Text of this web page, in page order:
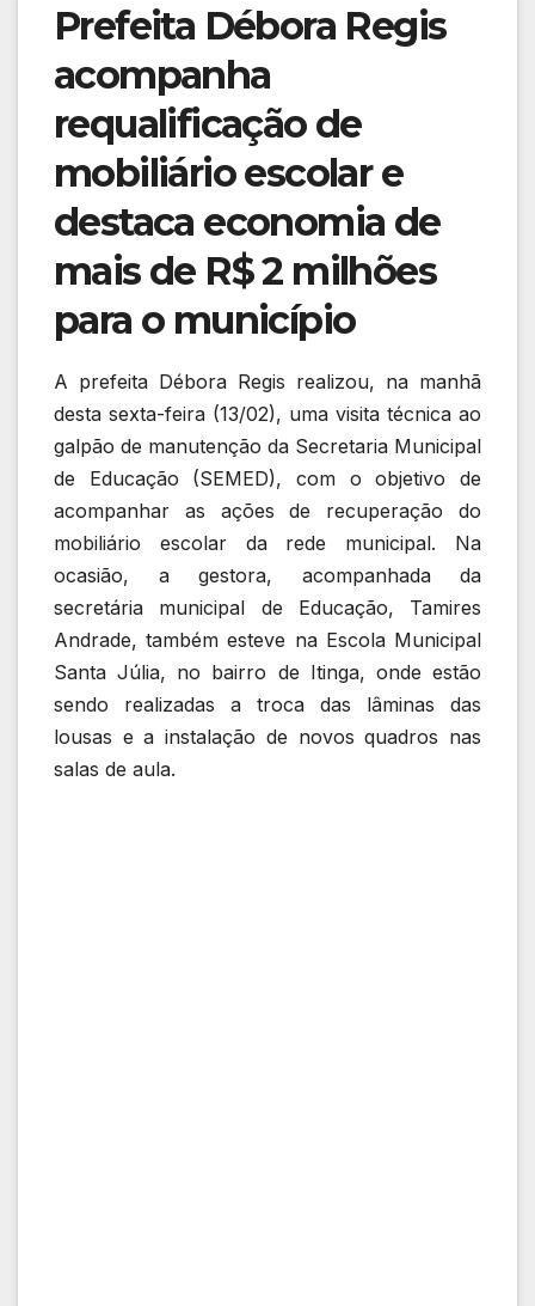
Prefeita Débora Regis
acompanha
requalificação de
mobiliário escolar e
destaca economia de
mais de R$ 2 milhões
para o município
A prefeita Débora Regis realizou, na manhã
desta sexta-feira (13/02), uma visita técnica ao
galpão de manutenção da Secretaria Municipal
de Educação (SEMED), com o objetivo de
acompanhar as ações de recuperação do
mobiliário escolar da rede municipal. Na
ocasião, a gestora, acompanhada da
secretária municipal de Educação, Tamires
Andrade, também esteve na Escola Municipal
Santa Júlia, no bairro de Itinga, onde estão
sendo realizadas a troca das lâminas das
lousas e a instalação de novos quadros nas
salas de aula.